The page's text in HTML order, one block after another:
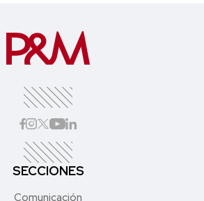
SECCIONES
Comunicación